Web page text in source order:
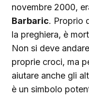
novembre 2000,
Barbaric. Proprio
la preghiera, è
Non si deve
proprie croci, ma
aiutare anche gli
è un simbolo